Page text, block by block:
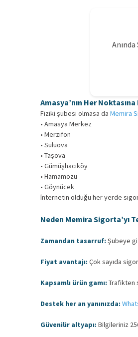
Amasya’nın Her
Fiziki şubesi olmasa da Memira
• Amasya Merkez
• Merzifon
• Suluova
• Taşova
• Gümüşhacıköy
• Hamamözü
• Göynücek
İnternetin olduğu her yerde
Neden Memira Sigorta’yı
Zamandan tasarruf: Şubeye
Fiyat avantajı: Çok sayıda
Kapsamlı ürün gamı: Trafikten
Destek her an yanınızda:
Güvenilir altyapı: Bilgileriniz